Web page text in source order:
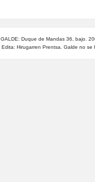
GALDE: Duque de Mandas 36, bajo.
Edita: Hirugarren Prentsa. Galde no